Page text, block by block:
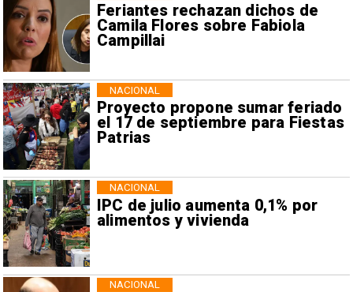
Feriantes rechazan dichos de
Camila Flores sobre Fabiola
Campillai
Proyecto propone sumar feriado
el 17 de septiembre para Fiestas
Patrias
NACIONAL
IPC de julio aumenta 0,1% por
alimentos y vivienda
NACIONAL
NACIONAL